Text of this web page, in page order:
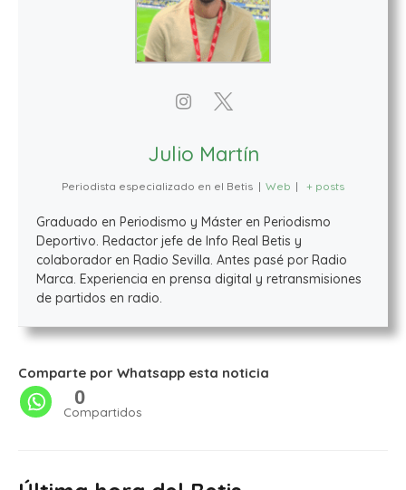
Julio Martín
Periodista especializado en el Betis | Web | + posts
Graduado en Periodismo y Máster en Periodismo
Deportivo. Redactor jefe de Info Real Betis y
colaborador en Radio Sevilla. Antes pasé por Radio
Marca. Experiencia en prensa digital y retransmisiones
de partidos en radio.
Comparte por Whatsapp esta noticia
0
Compartidos